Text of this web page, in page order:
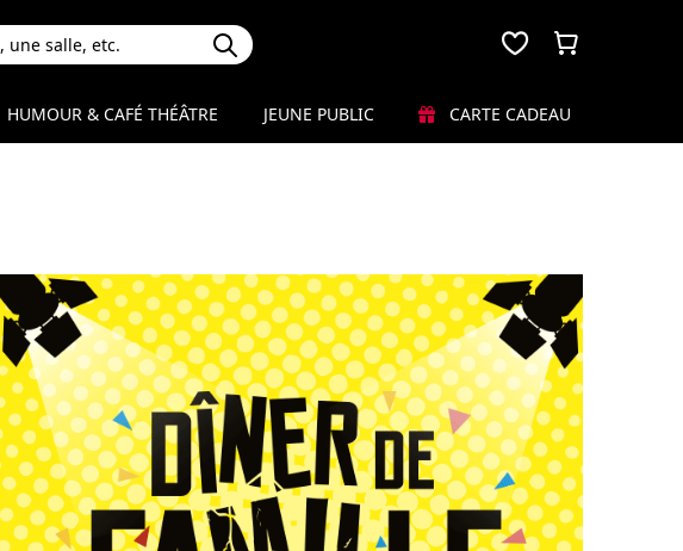
HUMOUR & CAFÉ THÉÂTRE JEUNE PUBLIC CARTE CADEAU